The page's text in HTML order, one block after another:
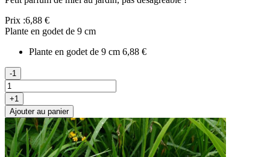
Prix :6,88 €
Plante en godet de 9 cm
Plante en godet de 9 cm 6,88 €
-1
+1
Ajouter au panier